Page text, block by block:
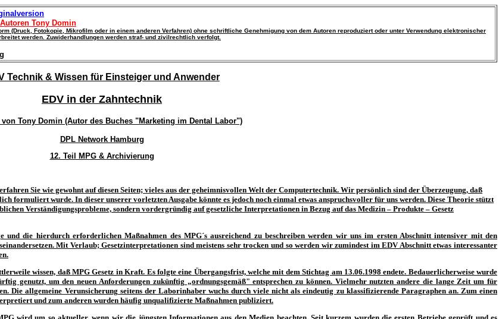
Tony Domin
(Druck, Fotokopie, Mikrofilm oder in einem anderen Verfahren) ohne schriftliche Genehmigung von dem Autoren reproduziert oder unter Verwendung elektronischer
werden. Zuwiderhandlungen werden straf- und zivilrechtlich verfolgt.
Technik & Wissen für Einsteiger und Anwender
EDV in der Zahntechnik
von Tony Domin (Autor des Buches "Marketing im Dental Labor")
DPL Network Hamburg
12. Teil MPG & Archivierung
erfahren Sie wie gewohnt auf diesen Seiten; vieles aus der geheimnisvollen Welt der Computertechnik. Wir persönlich sind der Überzeugung, daß
formuliert wurde. In dieser unserer vorletzten Ausgabe könnte es jedoch noch einmal etwas anspruchsvoller für uns werden. Diese Theorie stützt
Verständigungsprobleme, sondern vordergründig auf gesetzliche Interpretationen in Bezug auf das Medizin – Produkte – Gesetz
und die hierdurch erforderlichen Maßnahmen des MPG´s ausreichend zu beschreiben werden wir uns im ersten Abschnitt intensiver mit den
Mit Verlaub; Gesetzinterpretationen sind meistens sehr trocken und so werden wir zumindest im EDV Abschnitt etwas interessanter
wissen, daß MPG Gesetz in Kraft. Es folgte eine Übergangsfrist, welche mit dem Stichtag am 13.06.1998 endete. Bedauerlicherweise wurde
genutzt, um den neuen Anforderungen zukünftig „ordnungsgemäß" entsprechen zu können. Vielmehr nutzten andere die lange Zeit um für
Die allgemeine Verunsicherung seitens der Laborinhaber wuchs durch viele nicht als eindeutig zu klassifizierende Paragraphen an. Zum einen
und zum anderen wurden häufig unqualifizierte Maßnahmen publiziert.